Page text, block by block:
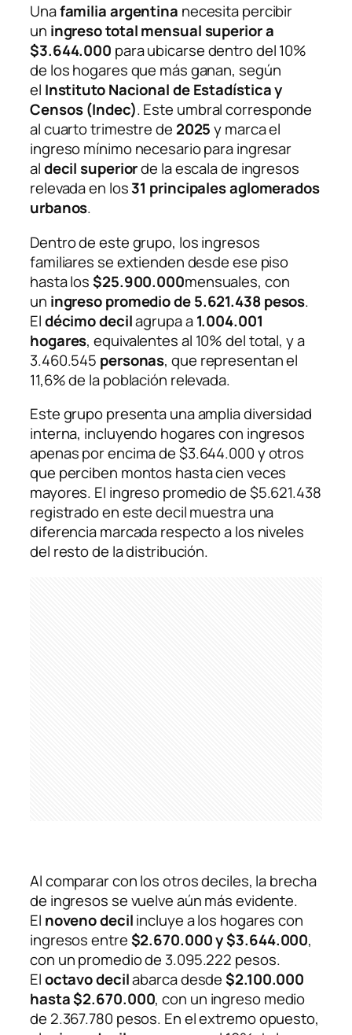
Unafamilia argentina necesita percibir
un ingreso total mensual superior a
$3.644.000 para ubicarse dentro del 10%
de los hogares que más ganan, según
el Instituto Nacional de Estadística y
Censos (Indec). Este umbral corresponde
al cuarto trimestre de 2025y marca el
ingreso mínimo necesario para ingresar
aldecil superiorde la escala de ingresos
relevada en los31 principales aglomerados
urbanos.
Dentro de este grupo, los ingresos
familiares se extienden desde ese piso
hasta los$25.900.000mensuales, con
un ingreso promedio de 5.621.438 pesos.
Eldécimo decilagrupa a1.004.001
hogares, equivalentes al 10% del total, y a
3.460.545 personas, que representan el
11,6% de la población relevada.
Este grupo presenta una amplia diversidad
interna, incluyendo hogares con ingresos
apenas por encima de $3.644.000 y otros
que perciben montos hasta cien veces
mayores. El ingreso promedio de $5.621.438
registrado en este decil muestra una
diferencia marcada respecto a los niveles
del resto de la distribución.
Al comparar con los otros deciles, la brecha
de ingresos se vuelve aún más evidente.
El noveno decilincluye a los hogares con
ingresos entre$2.670.000 y $3.644.000,
con un promedio de 3.095.222 pesos.
Eloctavo decilabarca desde$2.100.000
hasta $2.670.000, con un ingreso medio
de 2.367.780 pesos. En el extremo opuesto,